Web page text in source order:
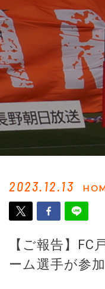
2023.12.13
【ご報告】
ーム選手が参